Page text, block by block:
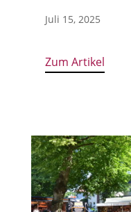
Juli 15, 2025
Zum Artikel